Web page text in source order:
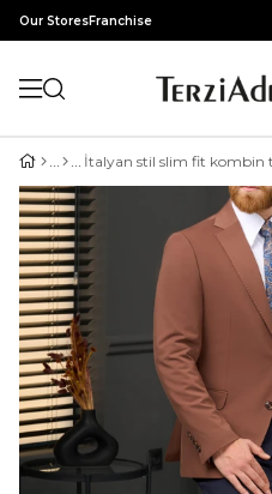
Our StoresFranchise
İtalyan stil slim fit kombin